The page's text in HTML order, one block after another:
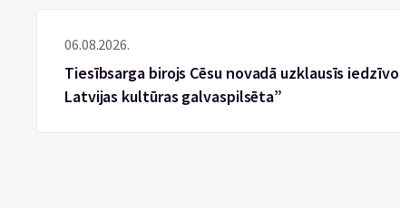
06.08.2026.
Tiesībsarga birojs Cēsu novadā uzklausīs
Latvijas kultūras galvaspilsēta”